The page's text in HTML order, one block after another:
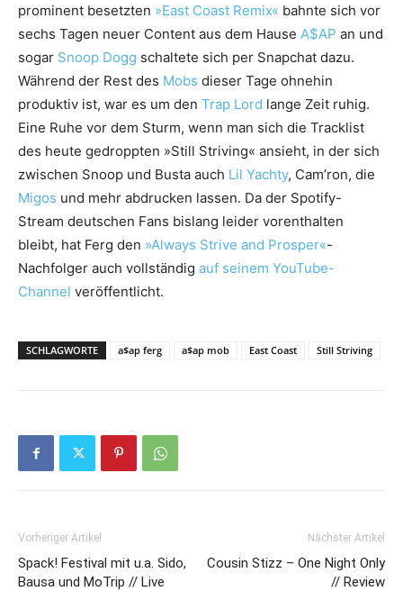
prominent besetzten »East Coast Remix« bahnte sich vor
sechs Tagen neuer Content aus dem Hause A$AP an und
sogar Snoop Dogg schaltete sich per Snapchat dazu.
Während der Rest des Mobs dieser Tage ohnehin
produktiv ist, war es um den Trap Lord lange Zeit ruhig.
Eine Ruhe vor dem Sturm, wenn man sich die Tracklist
des heute gedroppten »Still Striving« ansieht, in der sich
zwischen Snoop und Busta auch Lil Yachty, Cam’ron, die
Migos und mehr abdrucken lassen. Da der Spotify-
Stream deutschen Fans bislang leider vorenthalten
bleibt, hat Ferg den »Always Strive and Prosper«-
Nachfolger auch vollständig auf seinem YouTube-
Channel veröffentlicht.
SCHLAGWORTE a$ap ferg a$ap mob East Coast Still Striving
Vorheriger Artikel
Spack! Festival mit u.a. Sido,
Bausa und MoTrip // Live
Nächster Artikel
Cousin Stizz – One Night Only
// Review